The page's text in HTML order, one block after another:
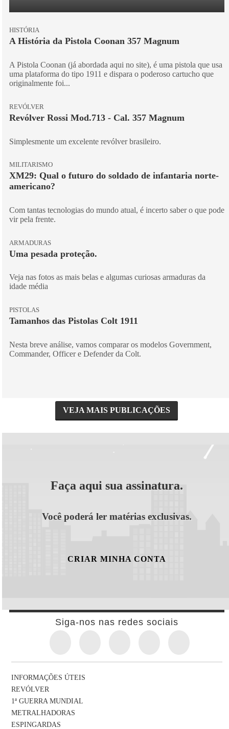
HISTÓRIA
A História da Pistola Coonan 357 Magnum
A Pistola Coonan (já abordada aqui no site), é uma pistola que usa
uma plataforma do tipo 1911 e dispara o poderoso cartucho que
originalmente foi...
REVÓLVER
Revólver Rossi Mod.713 - Cal. 357 Magnum
Simplesmente um excelente revólver brasileiro.
MILITARISMO
XM29: Qual o futuro do soldado de infantaria norte-
americano?
Com tantas tecnologias do mundo atual, é incerto saber o que pode
vir pela frente.
ARMADURAS
Uma pesada proteção.
Veja nas fotos as mais belas e algumas curiosas armaduras da
idade média
PISTOLAS
Tamanhos das Pistolas Colt 1911
Nesta breve análise, vamos comparar os modelos Government,
Commander, Officer e Defender da Colt.
VEJA MAIS PUBLICAÇÕES
Faça aqui sua assinatura.
Você poderá ler matérias exclusivas.
CRIAR MINHA CONTA
Siga-nos nas redes sociais
INFORMAÇÕES ÚTEIS
REVÓLVER
1ª GUERRA MUNDIAL
METRALHADORAS
ESPINGARDAS